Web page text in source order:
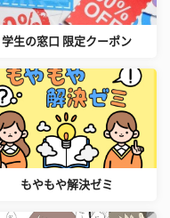
学生の窓口 限定クーポン
もやもや解決ゼミ